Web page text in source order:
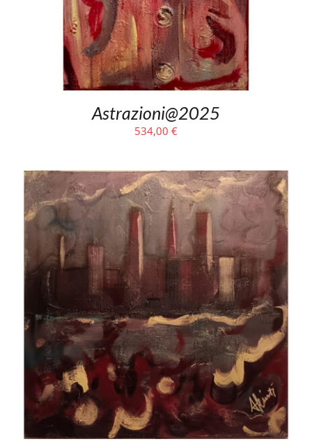
Astrazioni@2025
534,00 €